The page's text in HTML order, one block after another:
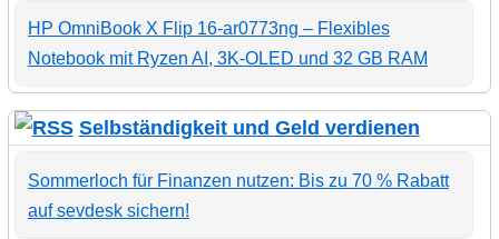
HP OmniBook X Flip 16-ar0773ng – Flexibles
Notebook mit Ryzen AI, 3K-OLED und 32 GB RAM
Selbständigkeit und Geld verdienen
Sommerloch für Finanzen nutzen: Bis zu 70 % Rabatt
auf sevdesk sichern!